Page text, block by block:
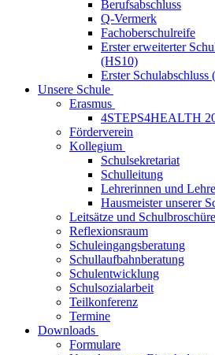
Berufsabschluss
Q-Vermerk
Fachoberschulreife
Erster erweiterter
(HS10)
Erster Schulabschluss
Unsere Schule
Erasmus
4STEPS4HEALTH
Förderverein
Kollegium
Schulsekretariat
Schulleitung
Lehrerinnen und
Hausmeister unserer
Leitsätze und Schulbroschüre
Reflexionsraum
Schuleingangsberatung
Schullaufbahnberatung
Schulentwicklung
Schulsozialarbeit
Teilkonferenz
Termine
Downloads
Formulare